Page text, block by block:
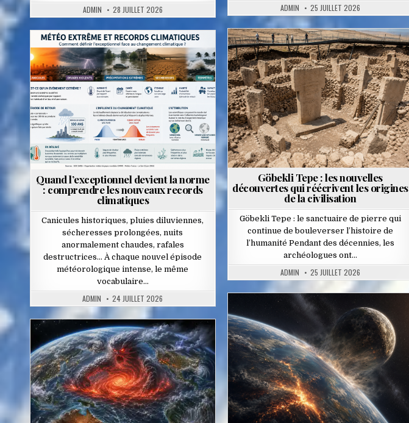
ADMIN 28 JUILLET 2026 ADMIN 25 JUILLET 2026
Posted
in
Göbekli Tepe : les nouvelles
découvertes qui réécrivent les origines
de la civilisation
Göbekli Tepe : le sanctuaire de pierre qui
continue de bouleverser l’histoire de
l’humanité Pendant des décennies, les
archéologues ont…
ADMIN 25 JUILLET 2026
Posted
in
Quand l’exceptionnel devient la norme
: comprendre les nouveaux records
climatiques
Canicules historiques, pluies diluviennes,
sécheresses prolongées, nuits
anormalement chaudes, rafales
destructrices… À chaque nouvel épisode
météorologique intense, le même
vocabulaire…
ADMIN 24 JUILLET 2026
Posted
in
Posted
in